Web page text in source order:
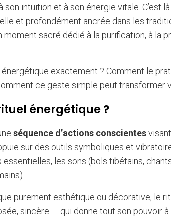
intuition et à son énergie vitale. C’est
et profondément ancrée dans les
moment sacré dédié à la purification, à
énergétique exactement ? Comment le
ce geste simple peut transformer
énergétique ?
séquence d’actions conscientes
sur des outils symboliques et
essentielles, les sons (bols tibétains,
purement esthétique ou décorative, le
sincère — qui donne tout son pouvoir